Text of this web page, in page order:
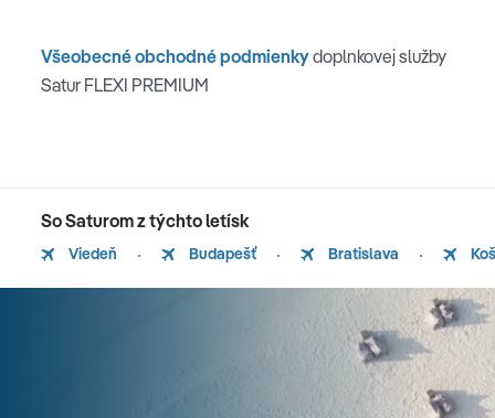
Všeobecné obchodné podmienkydoplnkovej služby
Satur FLEXI PREMIUM
So Saturom z týchto letísk
Viedeň Budapešť Bratislava